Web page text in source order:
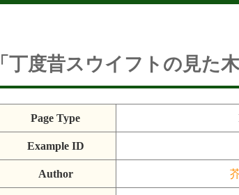
「丁度昔スウイフトの見た
Page Type
Example ID
Author